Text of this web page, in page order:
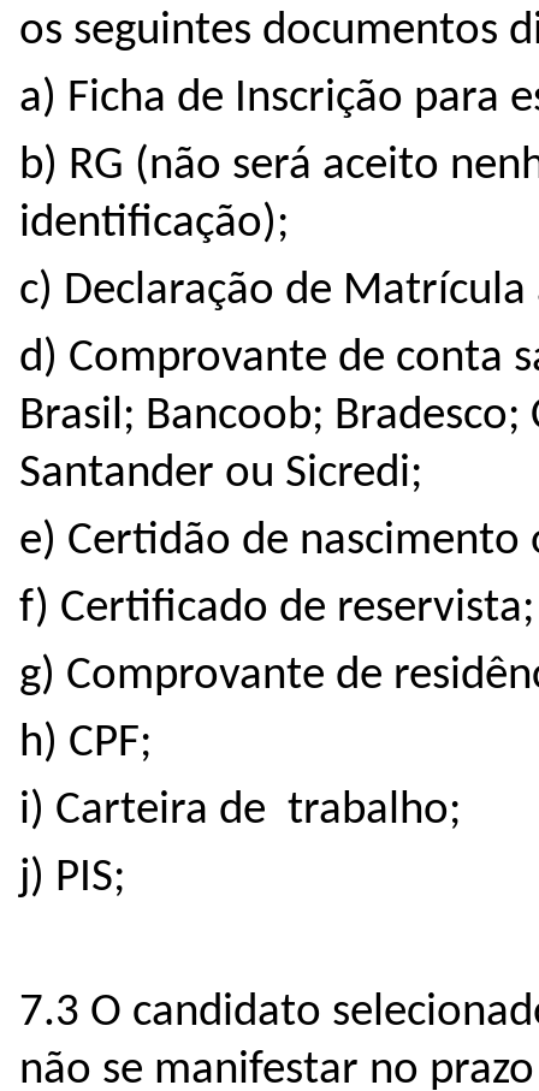
os seguintes documentos
a) Ficha de Inscrição para
b) RG (não será aceito
identificação);
c) Declaração de Matrícula
d) Comprovante de conta
Brasil; Bancoob;
Santander ou Sicredi;
e) Certidão de nascimento
f) Certificado de reservista;
g) Comprovante de
h) CPF;
i) Carteira de trabalho;
j) PIS;
7.3 O candidato
não se manifestar no